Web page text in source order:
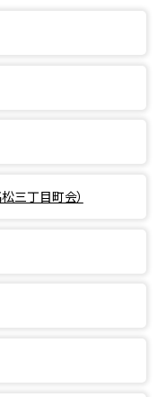
三丁目町会）